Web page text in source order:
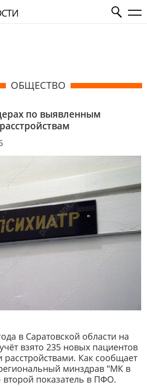
ОБЩЕСТВО
по выявленным
в Саратовской области на
взято 235 новых пациентов
расстройствами. Как сообщает
минздрав "МК в
второй показатель в ПФО.